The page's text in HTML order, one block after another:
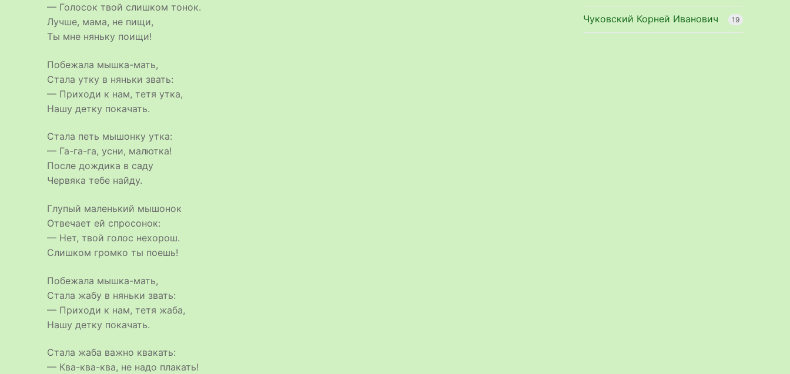
— Голосок твой слишком тонок.
Лучше, мама, не пищи,
Ты мне няньку поищи!
Побежала мышка-мать,
Стала утку в няньки звать:
— Приходи к нам, тетя утка,
Нашу детку покачать.
Стала петь мышонку утка:
— Га-га-га, усни, малютка!
После дождика в саду
Червяка тебе найду.
Глупый маленький мышонок
Отвечает ей спросонок:
— Нет, твой голос нехорош.
Слишком громко ты поешь!
Побежала мышка-мать,
Стала жабу в няньки звать:
— Приходи к нам, тетя жаба,
Нашу детку покачать.
Стала жаба важно квакать:
— Ква-ква-ква, не надо плакать!
Чуковский Корней Иванович 19